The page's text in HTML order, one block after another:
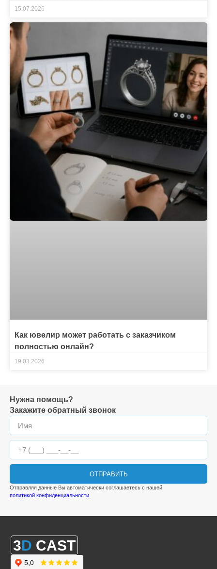
15.07.2026
Как ювелир может работать с заказчиком
полностью онлайн?
19.03.2026
Нужна помощь?
Закажите обратный звонок
ОТПРАВИТЬ
Отправляя данные Вы автоматически соглашаетесь с нашей
политикой конфиденциальности
3D CAST